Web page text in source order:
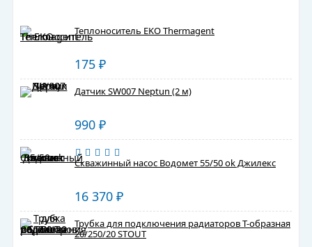
Теплоноситель EKO Thermagent
175 ₽
Датчик SW007 Neptun (2 м)
990 ₽
Скважинный насос Водомет 55/50 ok Джилекс
16 370 ₽
Трубка для подключения радиаторов Т-образная
20/250/20 STOUT